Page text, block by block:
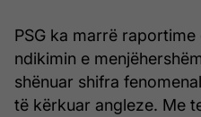
PSG ka marrë
ndikimin e
shënuar shifra
të kërkuar angleze. Me